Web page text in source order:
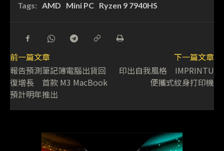
Tags: AMD Mini PC Ryzen 9 7940HS
前一篇文章
報告預測筆記簿電腦出貨回
復增長 首款 M3 MacBook
預計明年推出
下一篇文章
印出自我風格 IMPRINTU
便攜式紋身打印機